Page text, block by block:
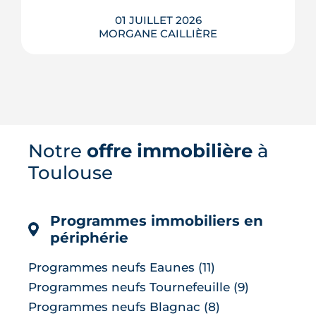
LIRE L'ARTICLE
01 JUILLET 2026
MORGANE CAILLIÈRE
Toulouse et cadre de vie recherché.
Écoles, culture, sport, transports, prix
de l'immobilier et avis des habitants :
LIRE L'ARTICLE
Notre offre immobilière à
Toulouse
Programmes immobiliers en
périphérie
Programmes neufs Eaunes (11)
Programmes neufs Tournefeuille (9)
Programmes neufs Blagnac (8)